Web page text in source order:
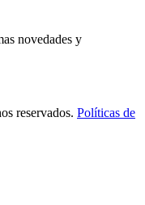
novedades y
reservados. Políticas de